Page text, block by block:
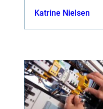
Katrine Nielsen